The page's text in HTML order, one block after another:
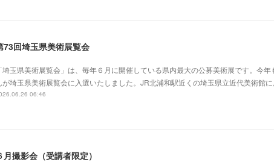
73回埼玉県美術展覧会
「埼玉県美術展覧会」は、毎年６月に開催している県内最大の公募美術展です。今
が埼玉県美術展覧会に入選いたしました。JR北浦和駅近くの埼玉県立近代美術館
06:46
月撮影会（受講者限定）